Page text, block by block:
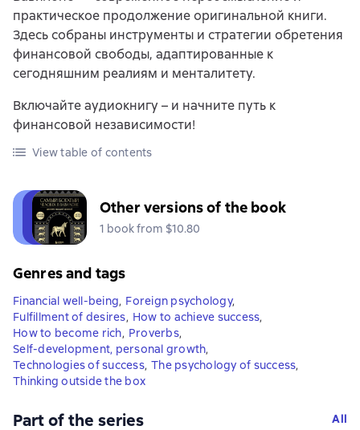
практическое продолжение оригинальной книги.
Здесь собраны инструменты и стратегии обретения
финансовой свободы, адаптированные к
сегодняшним реалиям и менталитету.
Включайте аудиокнигу – и начните путь к
финансовой независимости!
View table of contents
Other versions of the book
1 book from $10.80
Genres and tags
Financial well-being, Foreign psychology,
Fulfillment of desires, How to achieve success,
How to become rich, Proverbs,
Self-development, personal growth,
Technologies of success, The psychology of success,
Thinking outside the box
Part of the series
All